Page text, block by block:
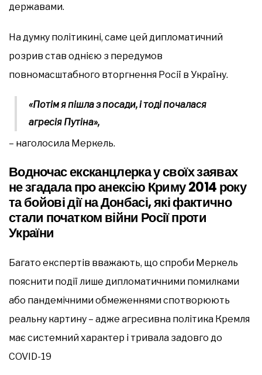
державами.
На думку політикині, саме цей дипломатичний
розрив став однією з передумов
повномасштабного вторгнення Росії в Україну.
«Потім я пішла з посади, і тоді почалася
агресія Путіна»,
– наголосила Меркель.
Водночас ексканцлерка у своїх заявах
не згадала про анексію Криму 2014 року
та бойові дії на Донбасі, які фактично
стали початком війни Росії проти
України
Багато експертів вважають, що спроби Меркель
пояснити події лише дипломатичними помилками
або пандемічними обмеженнями спотворюють
реальну картину – адже агресивна політика Кремля
має системний характер і тривала задовго до
COVID-19